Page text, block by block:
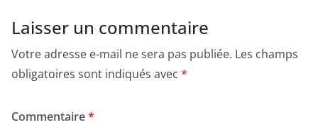
Laisser un commentaire
Votre adresse e-mail ne sera pas publiée. Les champs
obligatoires sont indiqués avec *
Commentaire*